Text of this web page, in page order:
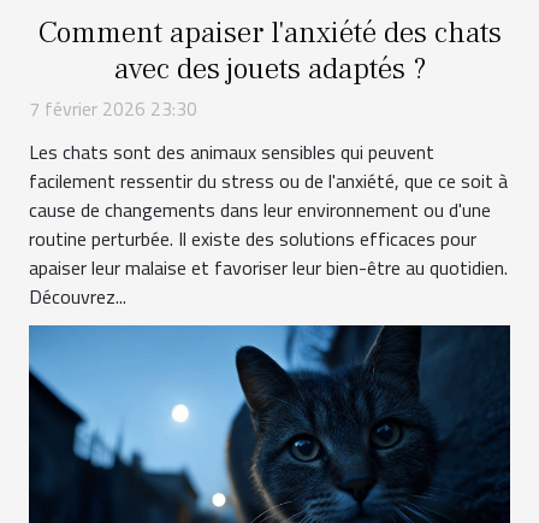
Comment apaiser l'anxiété des chats
avec des jouets adaptés ?
7 février 2026 23:30
Les chats sont des animaux sensibles qui peuvent
facilement ressentir du stress ou de l'anxiété, que ce soit à
cause de changements dans leur environnement ou d'une
routine perturbée. Il existe des solutions efficaces pour
apaiser leur malaise et favoriser leur bien-être au quotidien.
Découvrez...